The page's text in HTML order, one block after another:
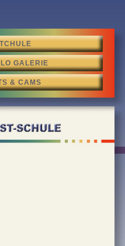
GALERIE
& CAMS